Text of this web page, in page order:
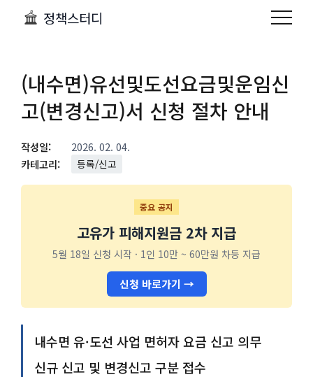
정책스터디
(내수면)유선및도선요금및운임신
고(변경신고)서 신청 절차 안내
작성일:
2026. 02. 04.
카테고리:
등록/신고
중요 공지
고유가 피해지원금 2차 지급
5월 18일 신청 시작 · 1인 10만 ~ 60만원 차등 지급
신청 바로가기 →
내수면 유·도선 사업 면허자 요금 신고 의무
신규 신고 및 변경신고 구분 접수